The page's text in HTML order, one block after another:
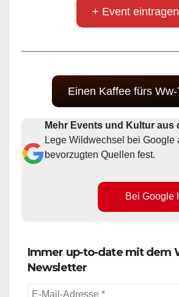
+ Event
Einen Kaffee fürs Ww-
Mehr Events und Kultur aus
Lege Wildwechsel bei Google
bevorzugten Quellen fest.
Bei Google
Immer up-to-date mit dem
Newsletter